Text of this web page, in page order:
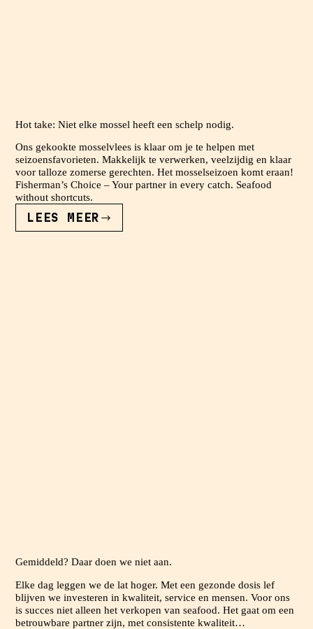
Hot take: Niet elke mossel heeft een schelp nodig.
Ons gekookte mosselvlees is klaar om je te helpen met
seizoensfavorieten. Makkelijk te verwerken, veelzijdig en klaar
voor talloze zomerse gerechten. Het mosselseizoen komt eraan!
Fisherman’s Choice – Your partner in every catch. Seafood
without shortcuts.
LEES MEER
HOT
Gemiddeld? Daar doen we niet aan.
Elke dag leggen we de lat hoger. Met een gezonde dosis lef
blijven we investeren in kwaliteit, service en mensen. Voor ons
is succes niet alleen het verkopen van seafood. Het gaat om een
betrouwbare partner zijn, met consistente kwaliteit…